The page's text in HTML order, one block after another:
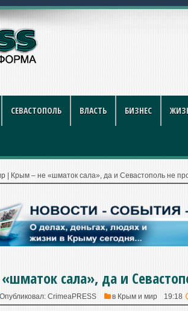
рублей за литр
СЕВАСТОПОЛЬ ВЛАСТЬ БИЗНЕС
Крым – не «шматок сала», да и Севастополь не
сала», да и
Опубликовал: CrimeaPRESS в Крым и мир 19:18